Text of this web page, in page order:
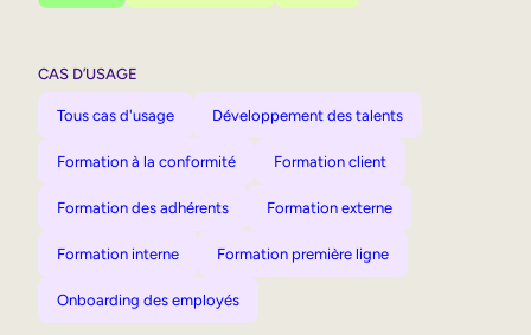
CAS D’USAGE
Tous cas d'usage Développement des talents
Formation à la conformité Formation client
Formation des adhérents Formation externe
Formation interne Formation première ligne
Onboarding des employés